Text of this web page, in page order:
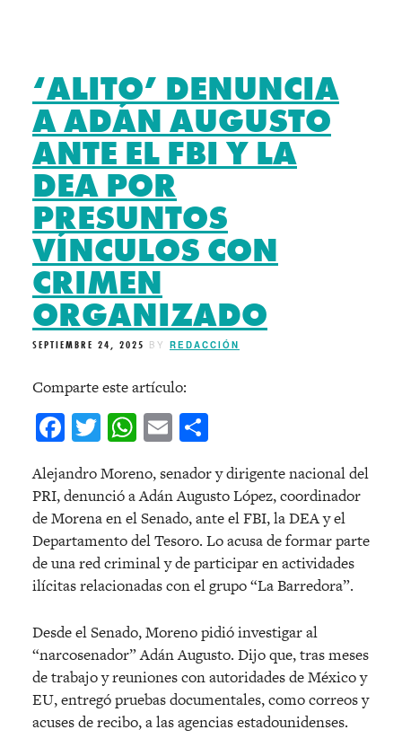
‘ALITO’ DENUNCIA
A ADÁN AUGUSTO
ANTE EL FBI Y LA
DEA POR
PRESUNTOS
VÍNCULOS CON
CRIMEN
ORGANIZADO
SEPTIEMBRE 24, 2025 BY REDACCIÓN
Comparte este artículo:
Facebook
Twitter
WhatsApp
Email
Alejandro Moreno, senador y dirigente nacional del
PRI, denunció a Adán Augusto López, coordinador
de Morena en el Senado, ante el FBI, la DEA y el
Departamento del Tesoro. Lo acusa de formar parte
de una red criminal y de participar en actividades
ilícitas relacionadas con el grupo “La Barredora”.
Desde el Senado, Moreno pidió investigar al
“narcosenador” Adán Augusto. Dijo que, tras meses
de trabajo y reuniones con autoridades de México y
EU, entregó pruebas documentales, como correos y
acuses de recibo, a las agencias estadounidenses.